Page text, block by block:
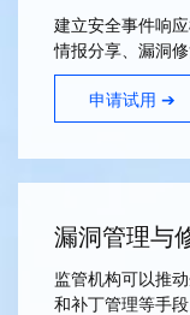
建立安全事件响
情报分享、漏洞
申请试用 ➔
漏洞管理与
监管机构可以推
和补丁管理等手